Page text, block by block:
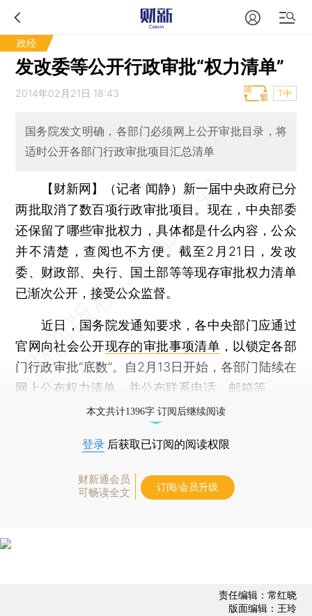
政经
发改委等公开行政审批“权力清单”
2014年02月21日 18:43 T中
国务院发文明确，各部门必须网上公开审批目录，将
适时公开各部门行政审批项目汇总清单
【财新网】（记者 闻静） 新一届中央政府已分
两批取消了数百项行政审批项目。现在，中央部委
还保留了哪些审批权力，具体都是什么内容，公众
并不清楚，查阅也不方便。截至2月21日，发改
委、财政部、央行、国土部等等现存审批权力清单
已渐次公开，接受公众监督。
近日，国务院发通知要求，各中央部门应通过
官网向社会公开现存的审批事项清单，以锁定各部
门行政审批“底数”。自2月13日开始，各部门陆续在
网上公布权力清单，并公布联系电话、邮箱等。
本文共计1396字 订阅后继续阅读
登录 后获取已订阅的阅读权限
财新通会员
可畅读全文
订阅/会员升级
责任编辑：常红晓
版面编辑：王玲